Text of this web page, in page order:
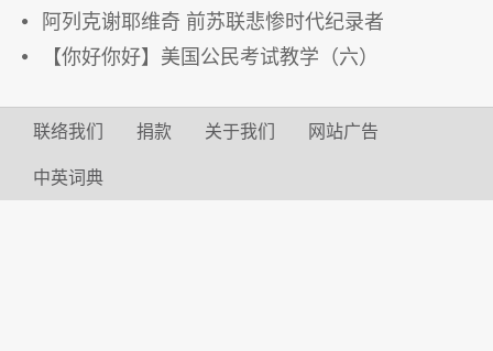
阿列克谢耶维奇 前苏联悲惨时代纪录者
【你好你好】美国公民考试教学（六）
联络我们 捐款 关于我们 网站广告
中英词典